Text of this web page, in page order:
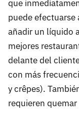
que
puede efectuarse
añadir un líquido
mejores
delante del
con más
y crêpes).
requieren